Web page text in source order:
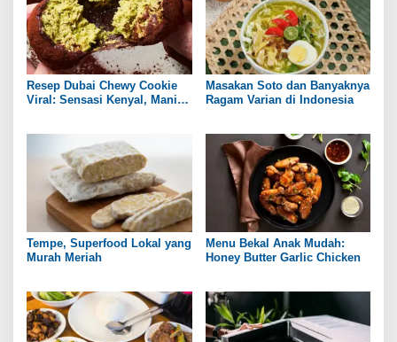
Resep Dubai Chewy Cookie
Viral: Sensasi Kenyal, Manis,
Masakan Soto dan Banyaknya
Ragam Varian di Indonesia
Tempe, Superfood Lokal yang
Murah Meriah
Menu Bekal Anak Mudah:
Honey Butter Garlic Chicken